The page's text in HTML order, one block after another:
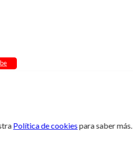
Política de cookiespara saber más.